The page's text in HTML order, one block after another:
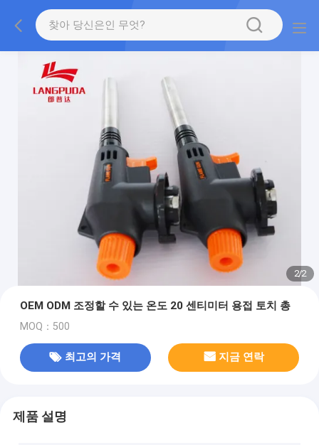
2/2
OEM ODM 조정할 수 있는 온도 20 센티미터 용접 토치 총
MOQ：500
최고의 가격 지금 연락
제품 설명